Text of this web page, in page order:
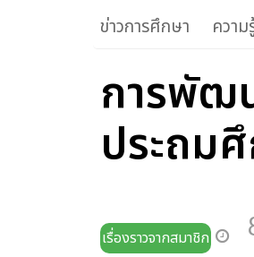
ข่าวการศึกษา ความ
การพัฒ
ประถม
เรื่องราวจากสมาชิก